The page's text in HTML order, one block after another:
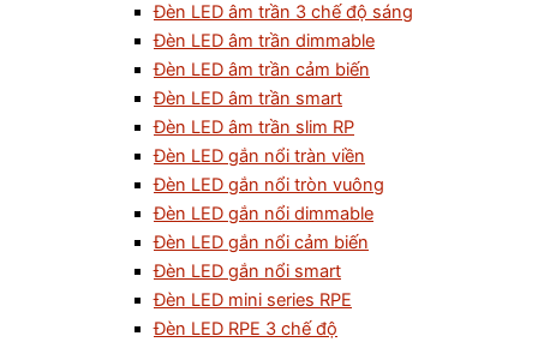
Đèn LED âm trần 3 chế độ sáng
Đèn LED âm trần dimmable
Đèn LED âm trần cảm biến
Đèn LED âm trần smart
Đèn LED âm trần slim RP
Đèn LED gắn nổi tràn viền
Đèn LED gắn nổi tròn vuông
Đèn LED gắn nổi dimmable
Đèn LED gắn nổi cảm biến
Đèn LED gắn nổi smart
Đèn LED mini series RPE
Đèn LED RPE 3 chế độ